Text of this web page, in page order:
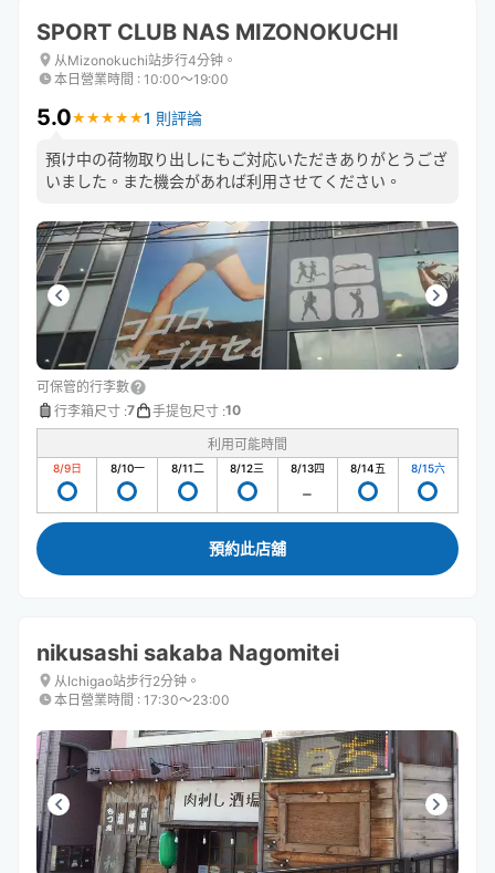
SPORT CLUB NAS MIZONOKUCHI
从Mizonokuchi站步行4分钟。
本日營業時間 : 10:00〜19:00
5.0★ ★ ★ ★ ★
★ ★ ★ ★ ★1 則評論
預け中の荷物取り出しにもご対応いただきありがとうござ
いました。また機会があれば利用させてください。
可保管的行李數
行李箱尺寸 :7 手提包尺寸 :10
利用可能時間
8/9日 8/10一 8/11二 8/12三 8/13四 8/14五 8/15六
預約此店舖
nikusashi sakaba Nagomitei
从Ichigao站步行2分钟。
本日營業時間 : 17:30〜23:00